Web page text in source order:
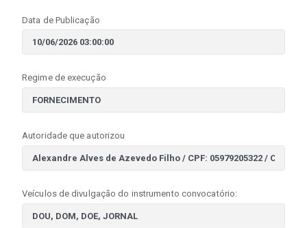
Data de Publicação
Regime de execução
Autoridade que autorizou
Veículos de divulgação do instrumento convocatório: